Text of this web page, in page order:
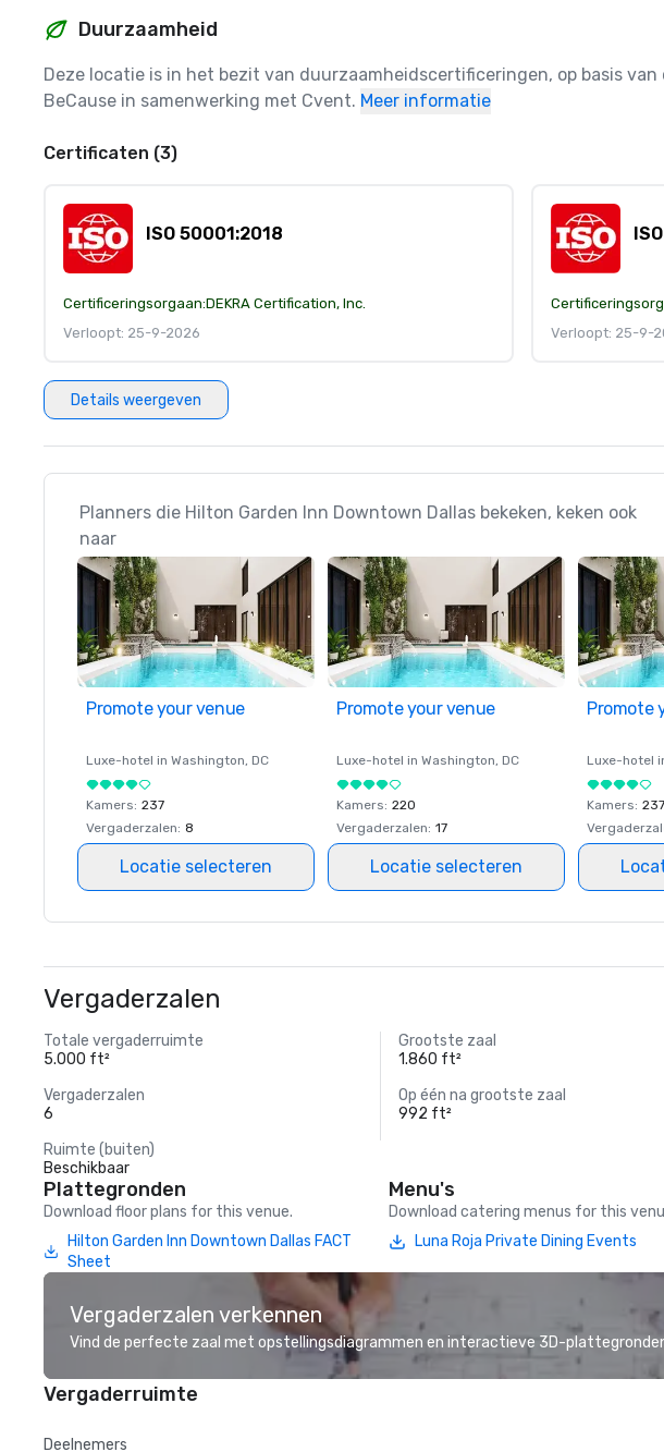
Duurzaamheid
Deze locatie is in het bezit van duurzaamheidscertificeringen, op basis
BeCause in samenwerking met Cvent. Meer informatie
Certificaten (3)
ISO 50001:2018
Certificeringsorgaan:DEKRA Certification, Inc.
Verloopt: 25-9-2026
Verloopt: 25-9-
Details weergeven
Planners die Hilton Garden Inn Downtown Dallas bekeken, keken ook
naar
Promote your venue
Luxe-hotel in Washington, DC
Kamers: 237
Vergaderzalen: 8
Locatie selecteren
Promote your venue
Luxe-hotel in Washington, DC
Kamers: 220
Vergaderzalen: 17
Locatie selecteren
Promote
Luxe-hotel
Kamers: 237
Vergaderzalen
Totale vergaderruimte
5.000 ft²
Grootste zaal
1.860 ft²
Vergaderzalen
6
Op één na grootste zaal
992 ft²
Ruimte (buiten)
Beschikbaar
Plattegronden
Download floor plans for this venue.
Hilton Garden Inn Downtown Dallas FACT
Sheet
Menu's
Download catering menus for this
Luna Roja Private Dining Events
Vergaderzalen verkennen
Vind de perfecte zaal met opstellingsdiagrammen en interactieve 3D-
Vergaderruimte
Deelnemers